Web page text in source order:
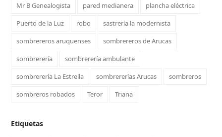
Mr B Genealogista
pared medianera
plancha eléctrica
Puerto de la Luz
robo
sastrería la modernista
sombrereros aruquenses
sombrereros de Arucas
sombrerería
sombrerería ambulante
sombrerería La Estrella
sombrererías Arucas
sombreros
sombreros robados
Teror Triana
Etiquetas